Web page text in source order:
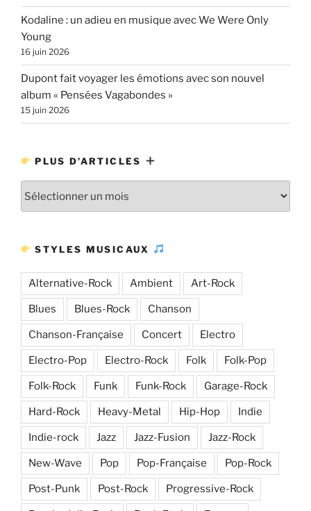
Kodaline : un adieu en musique avec We Were Only
Young
16 juin 2026
Dupont fait voyager les émotions avec son nouvel
album « Pensées Vagabondes »
15 juin 2026
PLUS D’ARTICLES
STYLES MUSICAUX
Alternative-Rock Ambient Art-Rock
Blues Blues-Rock Chanson
Chanson-Française Concert Electro
Electro-Pop Electro-Rock Folk Folk-Pop
Folk-Rock Funk Funk-Rock Garage-Rock
Hard-Rock Heavy-Metal Hip-Hop Indie
Indie-rock Jazz Jazz-Fusion Jazz-Rock
New-Wave Pop Pop-Française Pop-Rock
Post-Punk Post-Rock Progressive-Rock